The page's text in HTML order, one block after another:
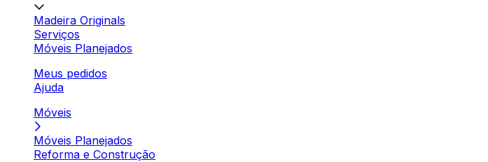
Madeira Originals
Serviços
Móveis Planejados
Meus pedidos
Ajuda
Móveis
Móveis Planejados
Reforma e Construção